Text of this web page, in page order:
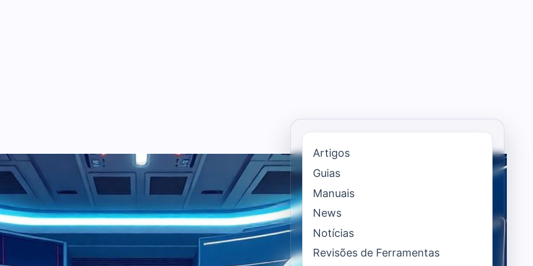
Artigos
Guias
Manuais
News
Notícias
Revisões de Ferramentas